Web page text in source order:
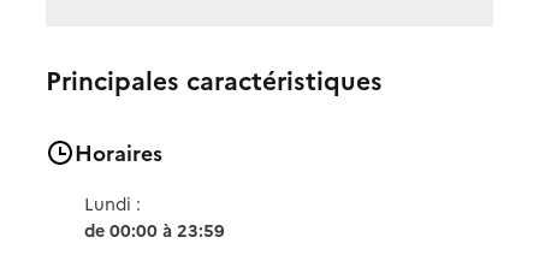
Principales caractéristiques
Horaires
Lundi :
de 00:00 à 23:59